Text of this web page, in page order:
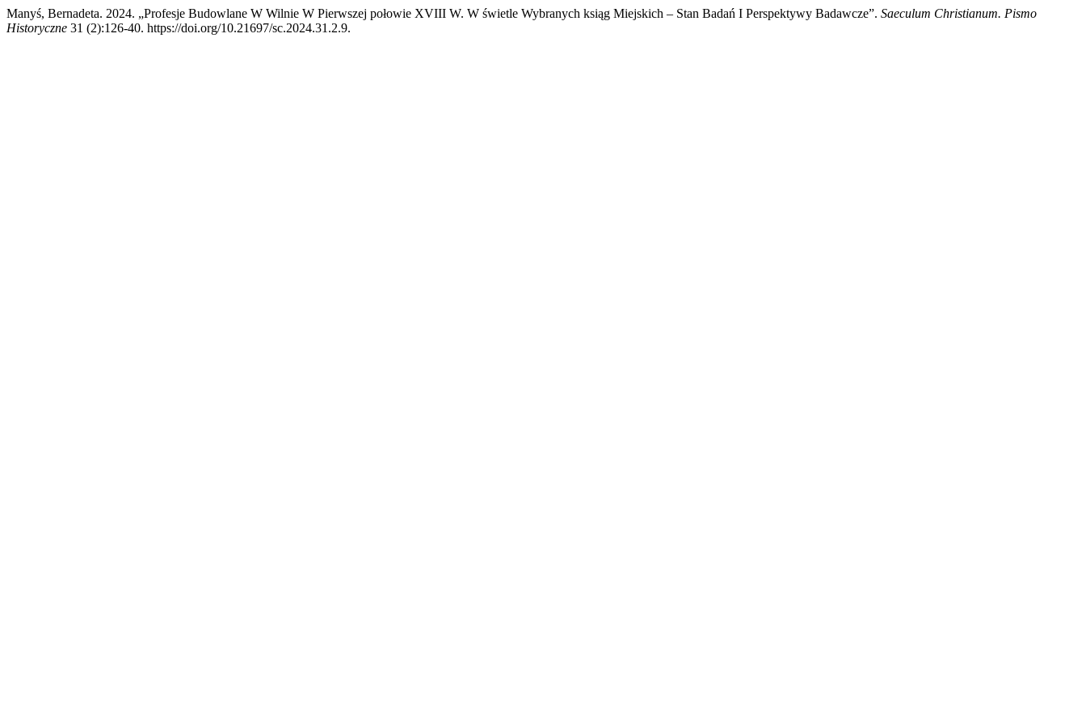
Manyś, Bernadeta. 2024. „Profesje Budowlane W Wilnie W Pierwszej połowie XVIII W. W świetle Wybranych ksiąg Miejskich – Stan Badań I Perspektywy Badawcze”. Saeculum Christianum. Pismo
Historyczne 31 (2):126-40. https://doi.org/10.21697/sc.2024.31.2.9.